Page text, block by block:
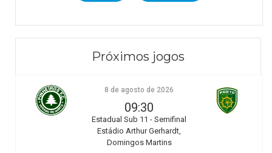
Próximos jogos
8 de agosto de 2026
09:30
Estadual Sub 11 - Semifinal
Estádio Arthur Gerhardt,
Domingos Martins